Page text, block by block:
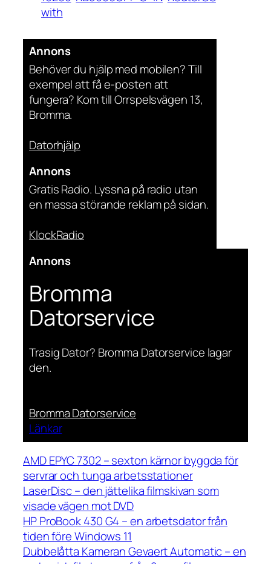
with
Annons
Behöver du hjälp med mobilen? Till
exempel att få e-posten att
fungera? Kom till Orrspelsvägen 13,
Bromma.
Datorhjälp
Annons
Gratis Radio. Lyssna på radio utan
en massa störande reklam på sidan.
KlockRadio
Annons
Bromma
Datorservice
Trasig Dator? Bromma Datorservice lagar
den.
Bromma Datorservice
Länkar
AMD EPYC 7302 – sexton kärnor byggda för
servrar och tunga arbetsstationer
LaserDisc – den jättelika filmskivan som
visade vägen mot DVD
HP ProBook 430 G4 – en arbetsdator från
tiden före Windows 11
Dubbelåtta Kameran Gevaert Automatic – en